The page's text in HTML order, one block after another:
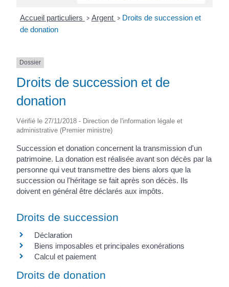
Accueil particuliers > Argent > Droits de succession et
de donation
Dossier
Droits de succession et de
donation
Vérifié le 27/11/2018 - Direction de l'information légale et
administrative (Premier ministre)
Succession et donation concernent la transmission d'un
patrimoine. La donation est réalisée avant son décès par la
personne qui veut transmettre des biens alors que la
succession ou l'héritage se fait après son décès. Ils
doivent en général être déclarés aux impôts.
Droits de succession
Déclaration
Biens imposables et principales exonérations
Calcul et paiement
Droits de donation